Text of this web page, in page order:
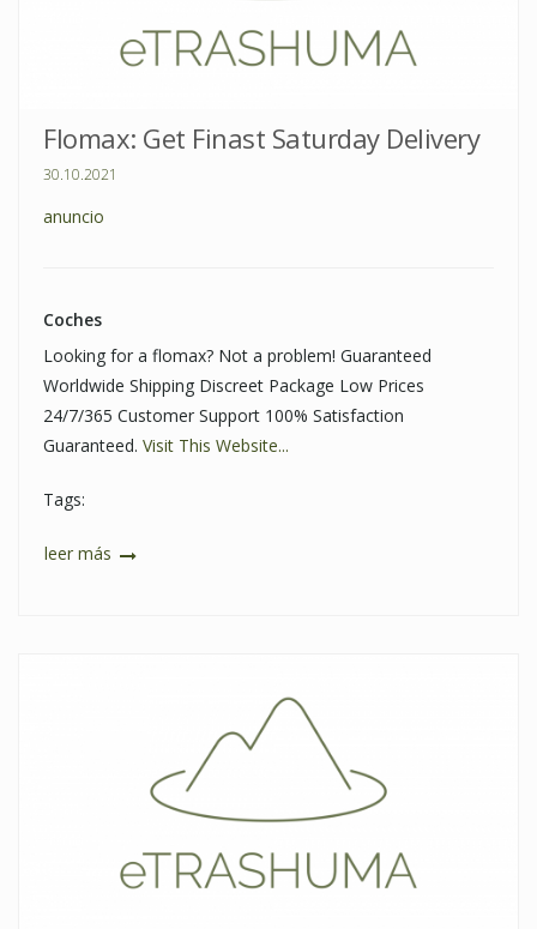
Flomax: Get Finast Saturday Delivery
30.10.2021
anuncio
Coches
Looking for a flomax? Not a problem! Guaranteed
Worldwide Shipping Discreet Package Low Prices
24/7/365 Customer Support 100% Satisfaction
Guaranteed. Visit This Website...
Tags:
leer más